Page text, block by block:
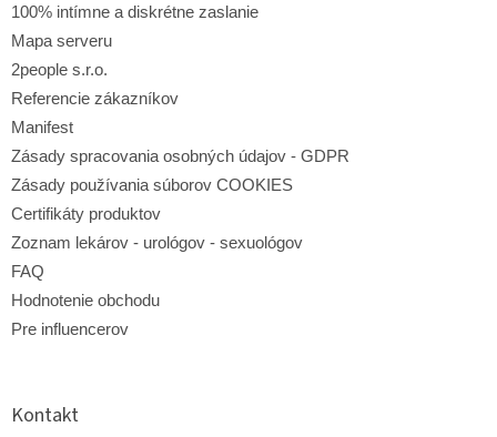
100% intímne a diskrétne zaslanie
Mapa serveru
2people s.r.o.
Referencie zákazníkov
Manifest
Zásady spracovania osobných údajov - GDPR
Zásady používania súborov COOKIES
Certifikáty produktov
Zoznam lekárov - urológov - sexuológov
FAQ
Hodnotenie obchodu
Pre influencerov
Kontakt